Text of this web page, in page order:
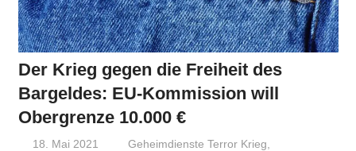
Der Krieg gegen die Freiheit des
Bargeldes: EU-Kommission will
Obergrenze 10.000 €
18. Mai 2021 Niki Vogt
Geheimdienste Terror Krieg